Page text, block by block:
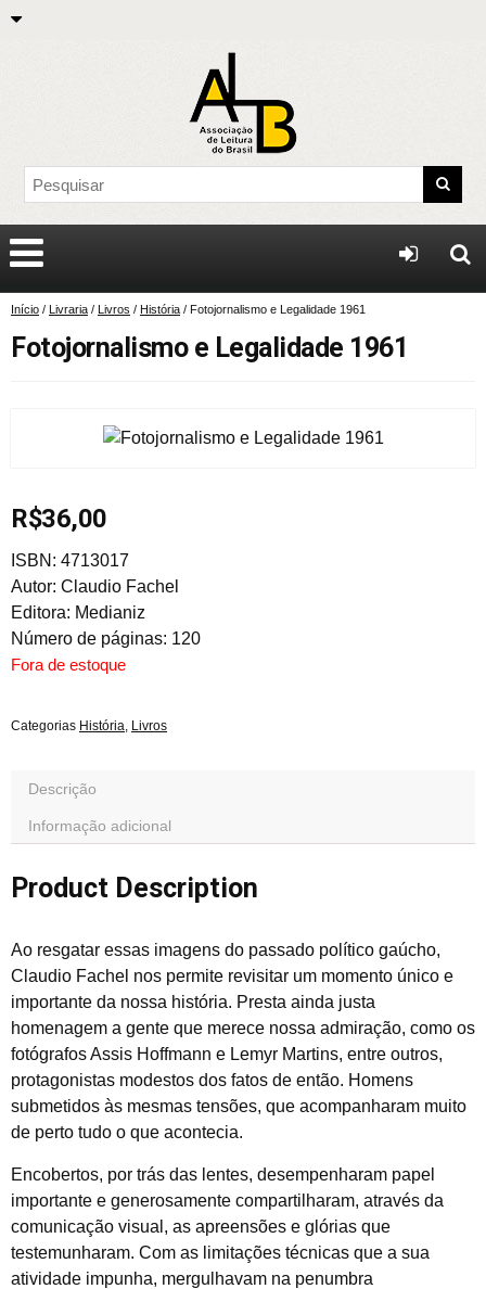
Início / Livraria / Livros / História / Fotojornalismo e Legalidade 1961
Fotojornalismo e Legalidade 1961
R$36,00
ISBN: 4713017
Autor: Claudio Fachel
Editora: Medianiz
Número de páginas: 120
Fora de estoque
Categorias História, Livros
Descrição
Informação adicional
Product Description
Ao resgatar essas imagens do passado político gaúcho,
Claudio Fachel nos permite revisitar um momento único e
importante da nossa história. Presta ainda justa
homenagem a gente que merece nossa admiração, como os
fotógrafos Assis Hoffmann e Lemyr Martins, entre outros,
protagonistas modestos dos fatos de então. Homens
submetidos às mesmas tensões, que acompanharam muito
de perto tudo o que acontecia.
Encobertos, por trás das lentes, desempenharam papel
importante e generosamente compartilharam, através da
comunicação visual, as apreensões e glórias que
testemunharam. Com as limitações técnicas que a sua
atividade impunha, mergulhavam na penumbra